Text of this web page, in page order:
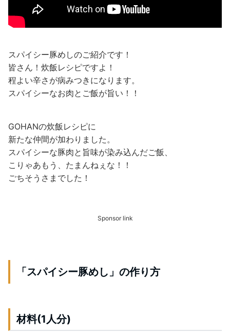
スパイシー豚めしのご紹介です！
皆さん！炊飯レシピですよ！
程よい辛さが病みつきになります。
スパイシーなお肉とご飯が旨い！！
GOHANの炊飯レシピに
新たな仲間が加わりました。
スパイシーな豚肉と旨味が染み込んだご飯、
こりゃあもう、たまんねぇな！！
ごちそうさまでした！
Sponsor link
「スパイシー豚めし」の作り方
材料(1人分)